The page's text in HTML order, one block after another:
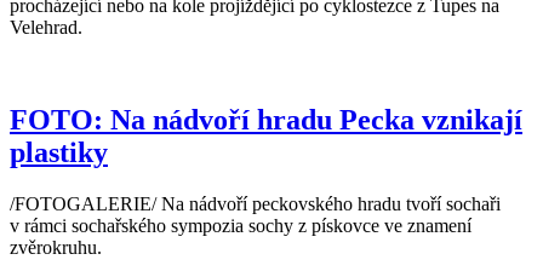
procházející nebo na kole projíždějící po cyklostezce z Tupes na
Velehrad.
FOTO: Na nádvoří hradu Pecka vznikají
plastiky
/FOTOGALERIE/ Na nádvoří peckovského hradu tvoří sochaři
v rámci sochařského sympozia sochy z pískovce ve znamení
zvěrokruhu.